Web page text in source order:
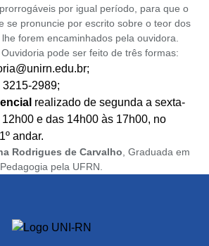
por igual período, para que o
se pronuncie por escrito sobre o teor dos
forem encaminhados pela ouvidora.
pode ser feito de três formas:
3215-2989;
realizado de segunda a sexta-
e das 14h00 às 17h00, no
andar.
Rodrigues de Carvalho , Graduada em
Pedagogia pela UFRN.